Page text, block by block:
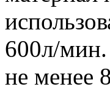
600л/мин.
не менее